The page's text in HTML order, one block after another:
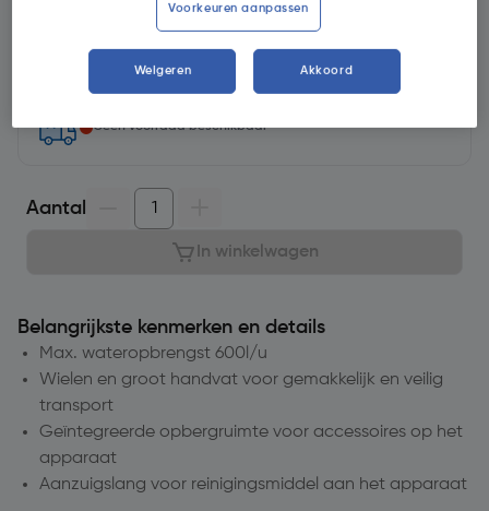
Selecteer winkel - Bekijk voorraadniveaus en haal binnen 10
Selecteer vestiging
Geen voorraad beschikbaar
Aantal
In winkelwagen
Belangrijkste kenmerken en details
Max. wateropbrengst 600l/u
Wielen en groot handvat voor gemakkelijk en veilig
transport
Geïntegreerde opbergruimte voor accessoires op het
apparaat
Aanzuigslang voor reinigingsmiddel aan het apparaat
Voorkeuren aanpassen
Weigeren Akkoord